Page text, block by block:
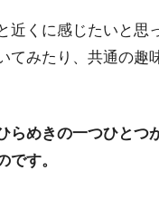
近くに感じたいと思
てみたり、共通の趣
らめきの一つひとつ
です。